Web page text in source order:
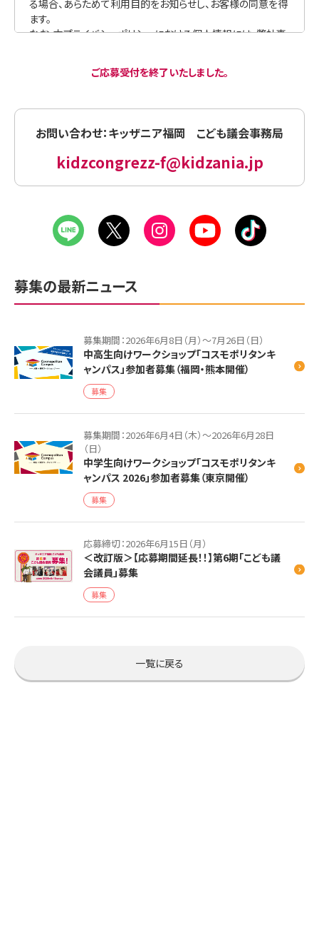
ご応募受付を終了いたしました。
お問い合わせ：キッザニア福岡 こども議会事務局
kidzcongrezz-f@kidzania.jp
募集の最新ニュース
募集期間：2026年6月8日（月）～7月26日（日）
中高生向けワークショップ「コスモポリタンキ
ャンパス」参加者募集（福岡・熊本開催）
募集
募集期間：2026年6月4日（木）～2026年6月28日
（日）
中学生向けワークショップ「コスモポリタンキ
ャンパス 2026」参加者募集（東京開催）
募集
応募締切：2026年6月15日（月）
＜改訂版＞【応募期間延長！！】第6期「こども議
会議員」募集
募集
一覧に戻る